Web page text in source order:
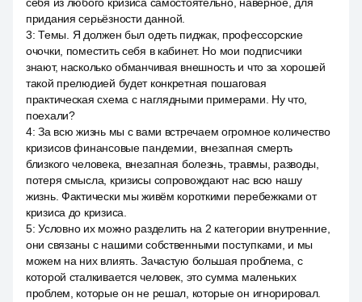
придания серьёзности данной.
3:Темы. Я должен был одеть пиджак, профессорские
очочки, поместить себя в кабинет. Но мои подписчики
знают, насколько обманчивая внешность и что за хорошей
такой прелюдией будет конкретная пошаговая
практическая схема с наглядными примерами. Ну что,
поехали?
4:За всю жизнь мы с вами встречаем огромное количество
кризисов финансовые пандемии, внезапная смерть
близкого человека, внезапная болезнь, травмы, разводы,
потеря смысла, кризисы сопровождают нас всю нашу
жизнь. Фактически мы живём короткими перебежками от
кризиса до кризиса.
5:Условно их можно разделить на 2 категории внутренние,
они связаны с нашими собственными поступками, и мы
можем на них влиять. Зачастую большая проблема, с
которой сталкивается человек, это сумма маленьких
проблем, которые он не решал, которые он игнорировал.